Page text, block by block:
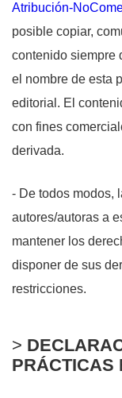
Atribución-
posible copiar,
contenido siempre
el nombre de esta
editorial. El
con fines
derivada.
- De todos modos,
autores/autoras a
mantener los
disponer de sus
restricciones.
>
PRÁCTICAS